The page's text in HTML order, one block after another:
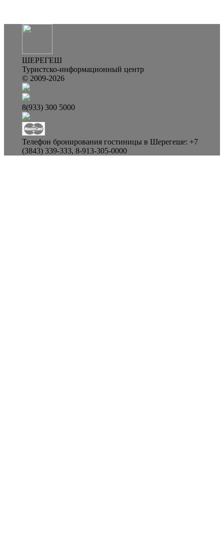
ШЕРЕГЕШ
Туристско-информационный центр
© 2009-2026
8(933) 300 5000
Телефон бронирования гостиницы в Шерегеше: +7
(3843) 339-333, 8-913-305-0000